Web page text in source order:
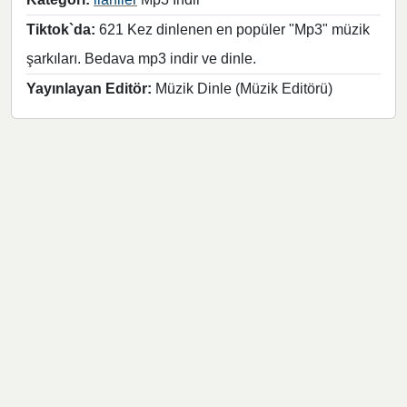
Tiktok`da: 621 Kez dinlenen en popüler "Mp3" müzik
şarkıları. Bedava mp3 indir ve dinle.
Yayınlayan Editör: Müzik Dinle (Müzik Editörü)